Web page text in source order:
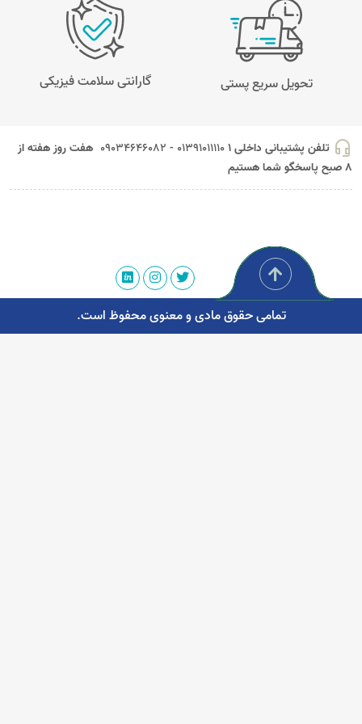
تحویل سریع پستی گارانتی سلامت فیزیکی
headset_mic تلفن پشتیبانی داخلی 1 01391011110 - 09034646082
هفت روز هفته از
8 صبح پاسخگو شما هستیم
تمامی حقوق مادی و معنوی محفوظ است.